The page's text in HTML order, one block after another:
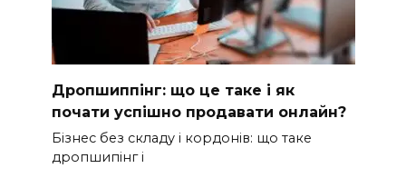
Дропшиппінг: що це таке і як
почати успішно продавати онлайн?
Бізнес без складу і кордонів: що таке
дропшипінг і